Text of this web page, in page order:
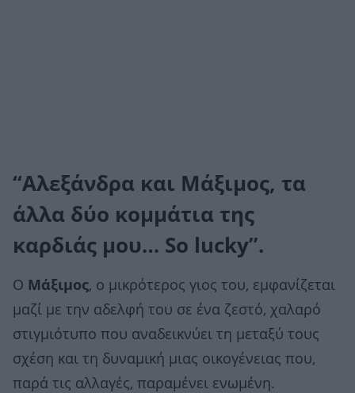
“Αλεξάνδρα και Μάξιμος, τα
άλλα δύο κομμάτια της
καρδιάς μου… So lucky”.
Ο Μάξιμος, ο μικρότερος γιος του, εμφανίζεται
μαζί με την αδελφή του σε ένα ζεστό, χαλαρό
στιγμιότυπο που αναδεικνύει τη μεταξύ τους
σχέση και τη δυναμική μιας οικογένειας που,
παρά τις αλλαγές, παραμένει ενωμένη.